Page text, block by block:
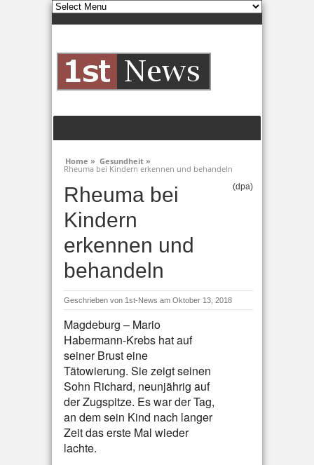
Home » Gesundheit »
Rheuma bei Kindern erkennen und behandeln
Rheuma bei
Kindern
erkennen und
behandeln
(dpa)
Geschrieben von 1st-News am Oktober 13, 2018
Magdeburg – Mario
Habermann-Krebs hat auf
seiner Brust eine
Tätowierung. Sie zeigt seinen
Sohn Richard, neunjährig auf
der Zugspitze. Es war der Tag,
an dem sein Kind nach langer
Zeit das erste Mal wieder
lachte.